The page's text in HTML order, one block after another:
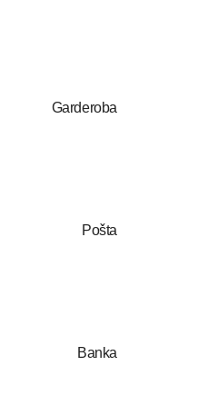
Garderoba
Pošta
Banka